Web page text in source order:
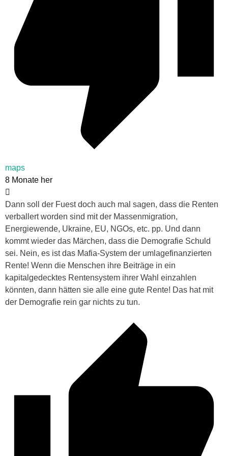
maps
8 Monate her
Dann soll der Fuest doch auch mal sagen, dass die Renten
verballert worden sind mit der Massenmigration,
Energiewende, Ukraine, EU, NGOs, etc. pp. Und dann
kommt wieder das Märchen, dass die Demografie Schuld
sei. Nein, es ist das Mafia-System der umlagefinanzierten
Rente! Wenn die Menschen ihre Beiträge in ein
kapitalgedecktes Rentensystem ihrer Wahl einzahlen
könnten, dann hätten sie alle eine gute Rente! Das hat mit
der Demografie rein gar nichts zu tun.